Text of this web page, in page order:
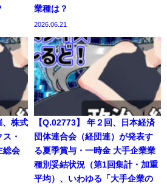
業種は？
2026.06.21
、株式
・
総会
【Q.02773】 年２回、日本経済
団体連合会（経団連）が発表す
る夏季賞与・一時金 大手企業業
種別妥結状況（第1回集計・加重
平均）、いわゆる「大手企業の